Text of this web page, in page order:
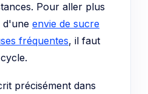
Pour aller plus
d'une envie de sucre
fréquentes, il faut
précisément dans